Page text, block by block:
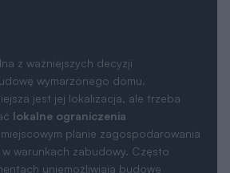
z ważniejszych decyzji
wymarzonego domu.
jest jej lokalizacja, ale trzeba
lokalne ograniczenia
planie zagospodarowania
warunkach zabudowy. Często
uniemożliwiają budowę